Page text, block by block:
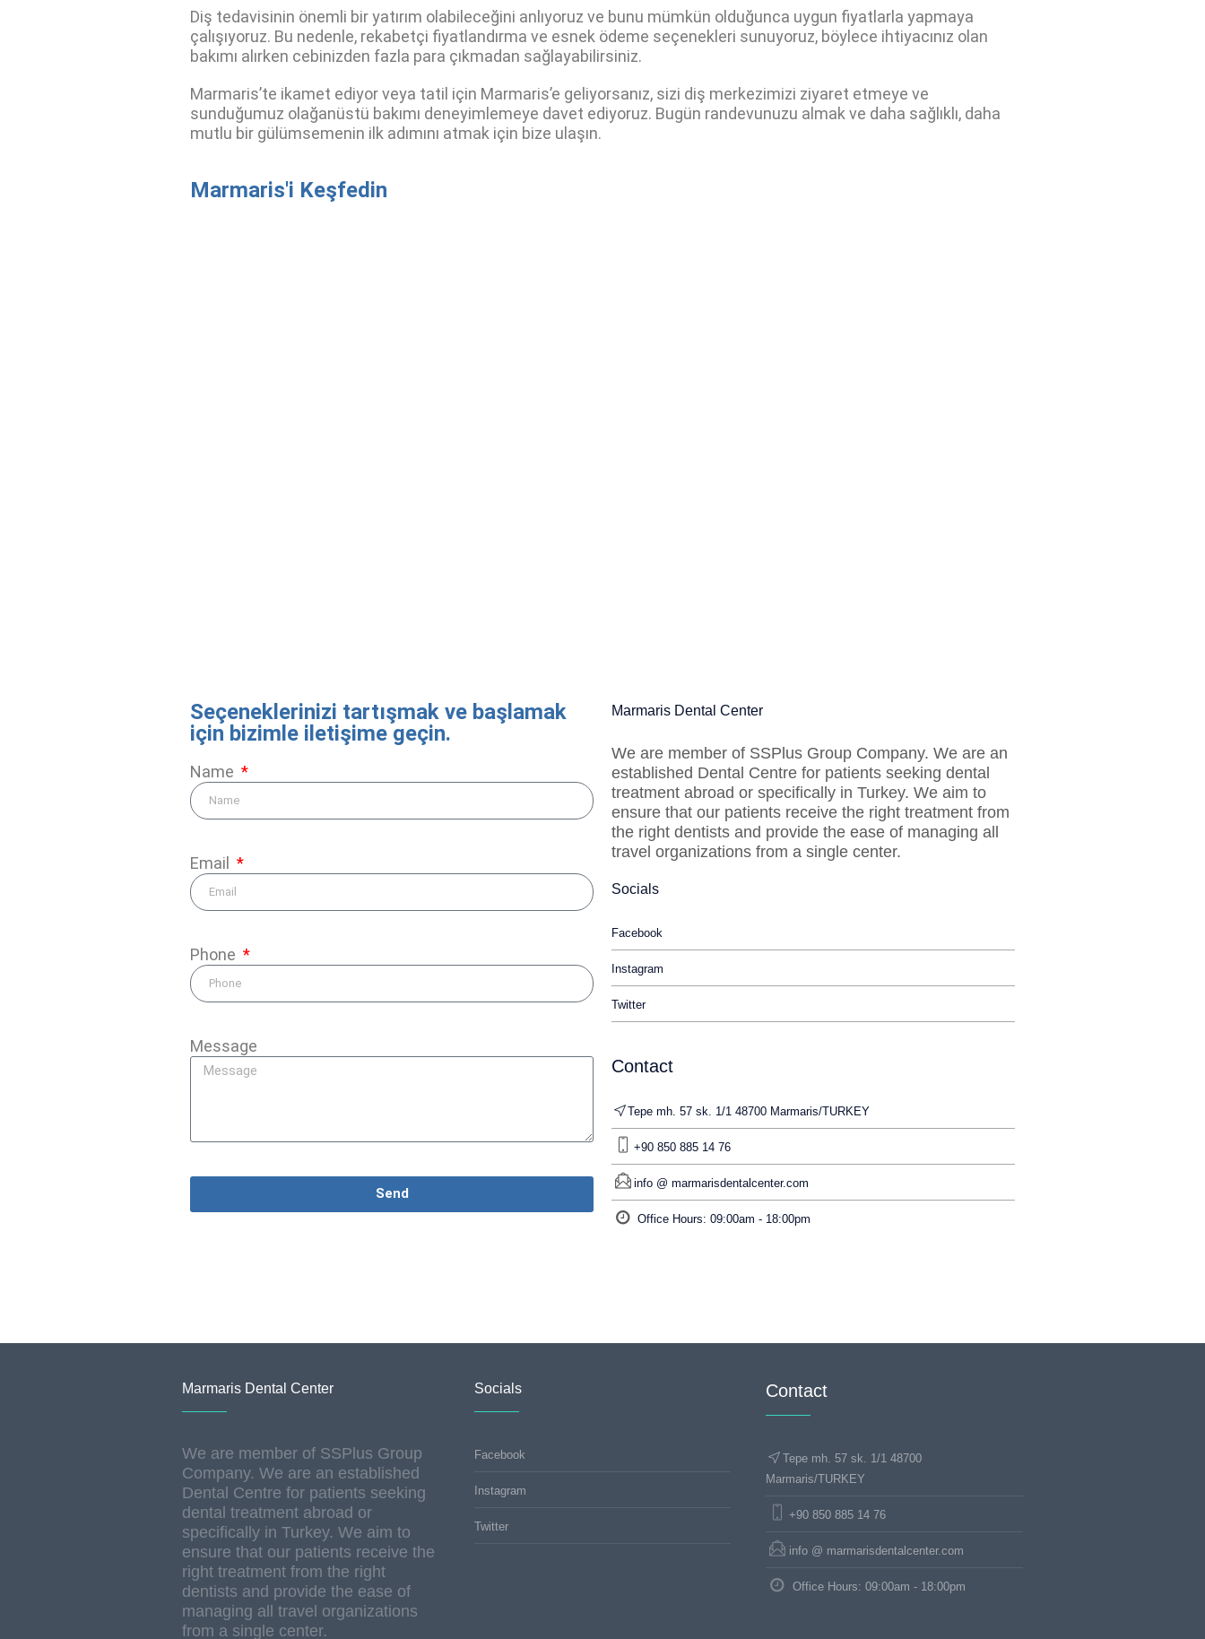
Diş tedavisinin önemli bir yatırım olabileceğini anlıyoruz ve bunu mümkün olduğunca uygun fiyatlarla yapmaya
çalışıyoruz. Bu nedenle, rekabetçi fiyatlandırma ve esnek ödeme seçenekleri sunuyoruz, böylece ihtiyacınız olan
bakımı alırken cebinizden fazla para çıkmadan sağlayabilirsiniz.
Marmaris’te ikamet ediyor veya tatil için Marmaris’e geliyorsanız, sizi diş merkezimizi ziyaret etmeye ve
sunduğumuz olağanüstü bakımı deneyimlemeye davet ediyoruz. Bugün randevunuzu almak ve daha sağlıklı, daha
mutlu bir gülümsemenin ilk adımını atmak için bize ulaşın.
Marmaris'i Keşfedin
Seçeneklerinizi tartışmak ve başlamak
için bizimle iletişime geçin.
Name
Email
Phone
Message
Send
Marmaris Dental Center
We are member of SSPlus Group Company. We are an
established Dental Centre for patients seeking dental
treatment abroad or specifically in Turkey. We aim to
ensure that our patients receive the right treatment from
the right dentists and provide the ease of managing all
travel organizations from a single center.
Socials
Facebook
Instagram
Twitter
Contact
Tepe mh. 57 sk. 1/1 48700 Marmaris/TURKEY
+90 850 885 14 76
info @ marmarisdentalcenter.com
Office Hours: 09:00am - 18:00pm
Marmaris Dental Center
We are member of SSPlus Group
Company. We are an established
Dental Centre for patients seeking
dental treatment abroad or
specifically in Turkey. We aim to
ensure that our patients receive the
right treatment from the right
dentists and provide the ease of
managing all travel organizations
from a single center.
Socials
Facebook
Instagram
Twitter
Contact
Tepe mh. 57 sk. 1/1 48700
Marmaris/TURKEY
+90 850 885 14 76
info @ marmarisdentalcenter.com
Office Hours: 09:00am - 18:00pm